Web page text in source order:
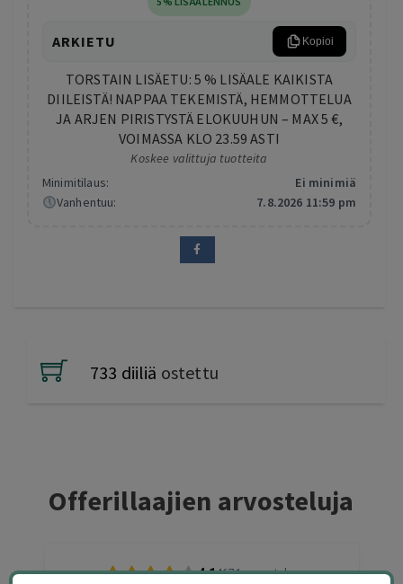
ARKIETU Kopioi
TORSTAIN LISÄETU: 5 % LISÄALE KAIKISTA
DIILEISTÄ! NAPPAA TEKEMISTÄ, HEMMOTTELUA
JA ARJEN PIRISTYSTÄ ELOKUUHUN – MAX 5 €,
VOIMASSA KLO 23.59 ASTI
Koskee valittuja tuotteita
Minimitilaus:
Ei minimiä
Vanhentuu:
7.8.2026 11:59 pm
733 diiliä ostettu
Offerillaajien arvosteluja
4.14671 arvostelua